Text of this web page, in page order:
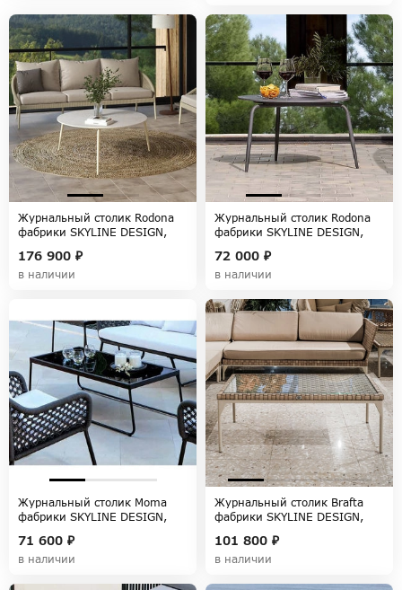
Журнальный столик Rodona
фабрики SKYLINE DESIGN,
176 900 ₽
в наличии
Журнальный столик Rodona
фабрики SKYLINE DESIGN,
72 000 ₽
в наличии
Журнальный столик Moma
фабрики SKYLINE DESIGN,
71 600 ₽
в наличии
Журнальный столик Brafta
фабрики SKYLINE DESIGN,
101 800 ₽
в наличии